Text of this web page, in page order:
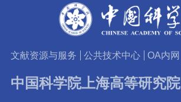
文献资源与服务 公共技术中心 OA内网
中国科学院上海高等研究院